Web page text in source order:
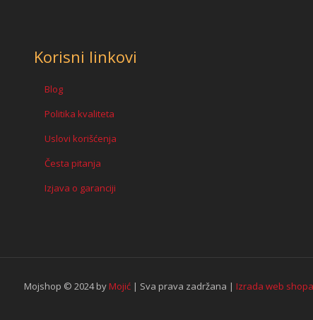
Korisni linkovi
Blog
Politika kvaliteta
Uslovi korišćenja
Česta pitanja
Izjava o garanciji
Mojshop © 2024 byMojić | Sva prava zadržana | Izrada web shopa